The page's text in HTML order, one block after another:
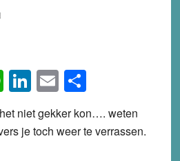
WhatsApp
LinkedIn
EmailShare
niet gekker kon…. weten
je toch weer te verrassen.